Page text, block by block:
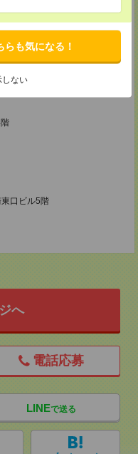
らも気になる！
しない
丸の内ビル5階
口ビル5階
へ
電話応募
LINEで送る